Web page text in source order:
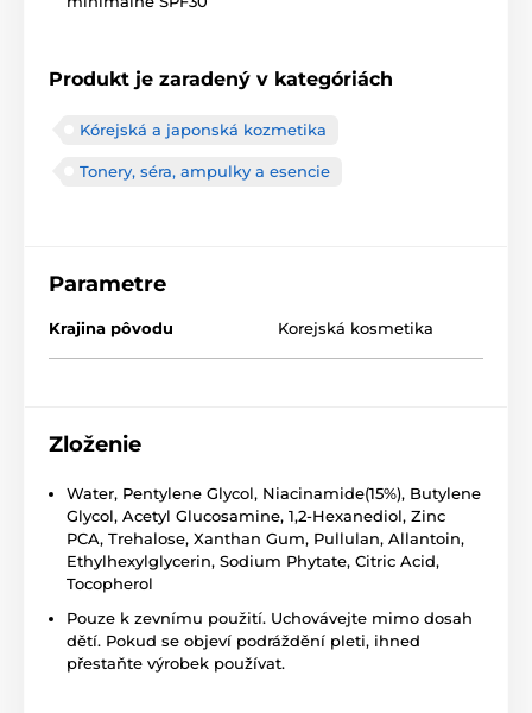
Produkt je zaradený v kategóriách
Kórejská a japonská kozmetika
Tonery, séra, ampulky a esencie
Parametre
Krajina pôvodu Korejská kosmetika
Zloženie
Water, Pentylene Glycol, Niacinamide(15%), Butylene
Glycol, Acetyl Glucosamine, 1,2-Hexanediol, Zinc
PCA, Trehalose, Xanthan Gum, Pullulan, Allantoin,
Ethylhexylglycerin, Sodium Phytate, Citric Acid,
Tocopherol
Pouze k zevnímu použití. Uchovávejte mimo dosah
dětí. Pokud se objeví podráždění pleti, ihned
přestaňte výrobek používat.